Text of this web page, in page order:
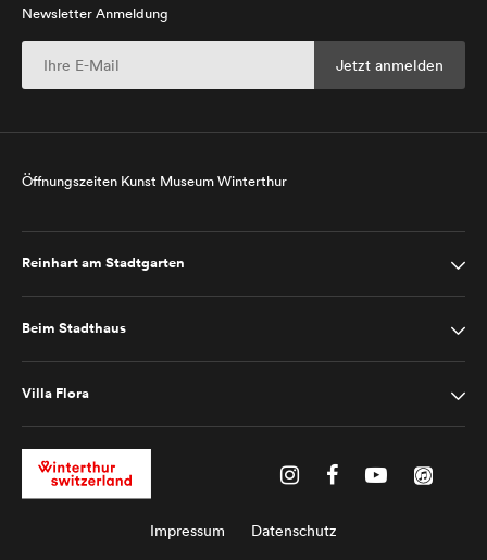
Newsletter Anmeldung
Öffnungszeiten Kunst Museum Winterthur
Reinhart am Stadtgarten
Beim Stadthaus
Villa Flora
Impressum Datenschutz